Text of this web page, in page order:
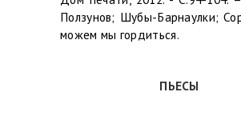
Ползунов; Шубы-Барнаулки;
можем мы гордиться.
ПЬЕСЫ